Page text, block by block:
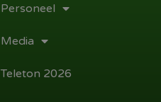
Personeel
Media
Teleton 2026